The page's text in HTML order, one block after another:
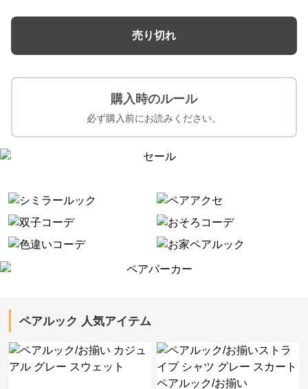
売り切れ
購入時のルール
必ず購入前にお読みください。
ペアルック 人気アイテム